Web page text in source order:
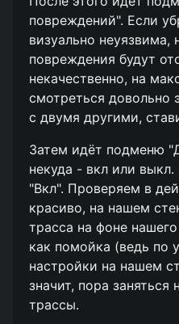
повреждений". Если
визуально
повреждения будут
некачественно, на
смотреться довольно
с двумя другими,
Затем идёт подменю
некуда - вкл или
"Вкл". Проверяем в
красиво, на нашем
трасса на фоне
как помойка (ведь по
настройки на нашем
значит, пора заняться
трассы.